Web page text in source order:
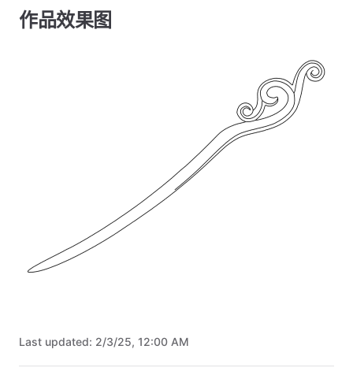
作品效果图
Last updated: 2/3/25, 12:00 AM